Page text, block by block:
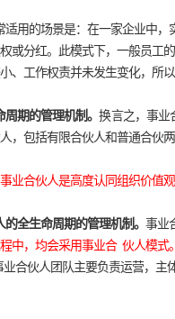
适用的场景是： 在一家企业中，
或分红。此模式下，一般员工
工作权责并未发生变化，所
期的管理机制。 换言之，事业
，包括有限合伙人和普通合伙
业合伙人是高度认同组织价值
全生命周期的管理机制。 事业
中，均会采用事业合 伙人模式。
合伙人团队主要负责运营，主